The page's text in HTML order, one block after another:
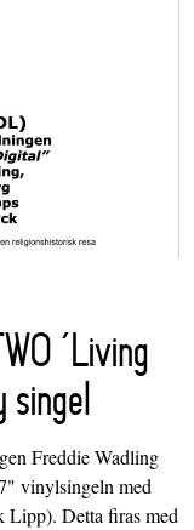
‘Living
Freddie Wadling
vinylsingeln med
Lipp). Detta firas med